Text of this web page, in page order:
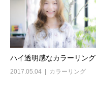
ハイ透明感なカラーリング
2017.05.04 カラーリング